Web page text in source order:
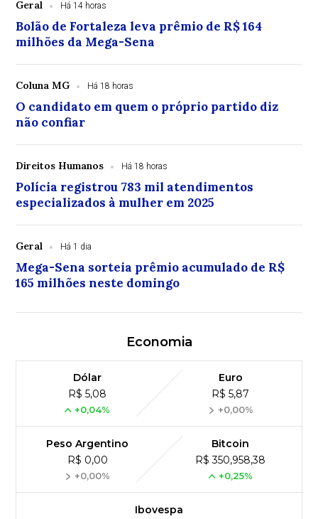
Geral Há 14 horas
Bolão de Fortaleza leva prêmio de R$ 164
milhões da Mega-Sena
Coluna MG Há 18 horas
O candidato em quem o próprio partido diz
não confiar
Direitos Humanos Há 18 horas
Polícia registrou 783 mil atendimentos
especializados à mulher em 2025
Geral Há 1 dia
Mega-Sena sorteia prêmio acumulado de R$
165 milhões neste domingo
Economia
Dólar
R$ 5,08
+0,04%
Euro
R$ 5,87
+0,00%
Peso Argentino
R$ 0,00
+0,00%
Bitcoin
R$ 350,958,38
+0,25%
Ibovespa